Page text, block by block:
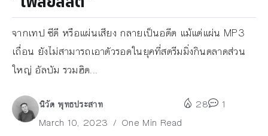
จากเทป ซีดี หรือแผ่นเสียง กลายเป็นอดีต แม้แต่แผ่น MP3
เถื่อน ยังไม่สามารถเอาตัวรอดในยุคที่สตรีมมิ่งกินตลาดส่วน
ใหญ่ อัลบัม รวมฮิต...
นิวัต พุทธประสาท
March 10, 2023
One Min Read
28 1